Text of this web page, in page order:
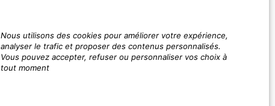
Nous utilisons des cookies pour améliorer votre expérience,
analyser le trafic et proposer des contenus personnalisés.
Vous pouvez accepter, refuser ou personnaliser vos choix à
tout moment